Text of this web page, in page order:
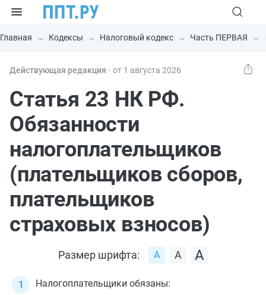
Главная Кодексы Налоговый кодекс Часть ПЕРВАЯ
Действующая редакция ⸱ от 1 августа 2026
Статья 23 НК РФ.
Обязанности
налогоплательщиков
(плательщиков сборов,
плательщиков
страховых взносов)
Размер шрифта:
Налогоплательщики обязаны: